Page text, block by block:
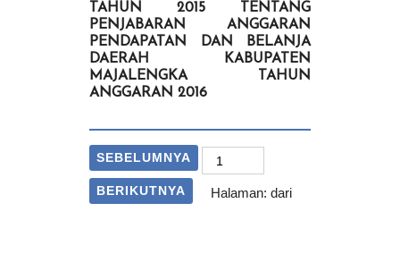
TAHUN 2015 TENTANG
PENJABARAN ANGGARAN
PENDAPATAN DAN BELANJA
DAERAH KABUPATEN
MAJALENGKA TAHUN
ANGGARAN 2016
SEBELUMNYA
BERIKUTNYA Halaman: dari